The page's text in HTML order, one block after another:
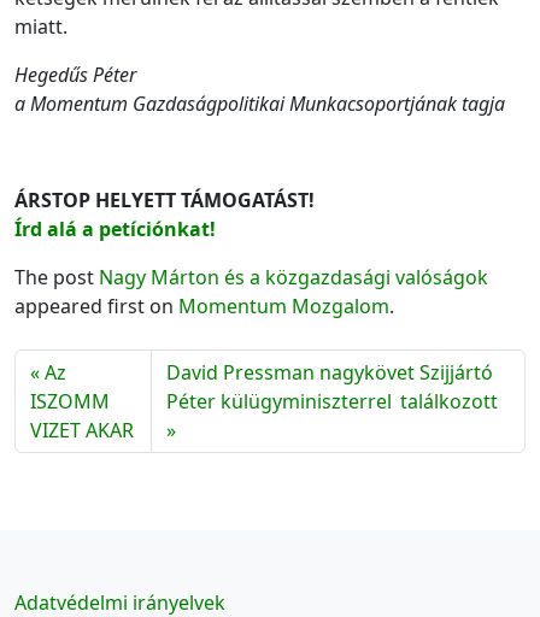
miatt.
Hegedűs Péter
a Momentum Gazdaságpolitikai Munkacsoportjának tagja
ÁRSTOP HELYETT TÁMOGATÁST!
Írd alá a petíciónkat!
The post Nagy Márton és a közgazdasági valóságok
appeared first on Momentum Mozgalom.
Az
ISZOMM
VIZET AKAR
David Pressman nagykövet Szijjártó
Péter külügyminiszterrel találkozott
Adatvédelmi irányelvek